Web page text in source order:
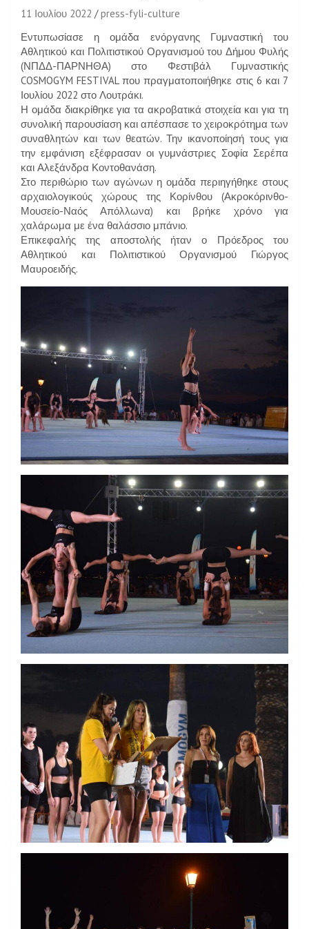
11 Ιουλίου 2022
press-fyli-culture
Εντυπωσίασε η ομάδα ενόργανης Γυμναστική του
Αθλητικού και Πολιτιστικού Οργανισμού του Δήμου Φυλής
(ΝΠΔΔ-ΠΑΡΝΗΘΑ) στο Φεστιβάλ Γυμναστικής
COSMOGYM FESTIVAL που πραγματοποιήθηκε στις 6 και 7
Ιουλίου 2022 στο Λουτράκι.
Η ομάδα διακρίθηκε για τα ακροβατικά στοιχεία και για τη
συνολική παρουσίαση και απέσπασε το χειροκρότημα των
συναθλητών και των θεατών. Την ικανοποίησή τους για
την εμφάνιση εξέφρασαν οι γυμνάστριες Σοφία Σερέπα
και Αλεξάνδρα Κοντοθανάση.
Στο περιθώριο των αγώνων η ομάδα περιηγήθηκε στους
αρχαιολογικούς χώρους της Κορίνθου (Ακροκόρινθο-
Μουσείο-Ναός Απόλλωνα) και βρήκε χρόνο για
χαλάρωμα με ένα θαλάσσιο μπάνιο.
Επικεφαλής της αποστολής ήταν ο Πρόεδρος του
Αθλητικού και Πολιτιστικού Οργανισμού Γιώργος
Μαυροειδής.